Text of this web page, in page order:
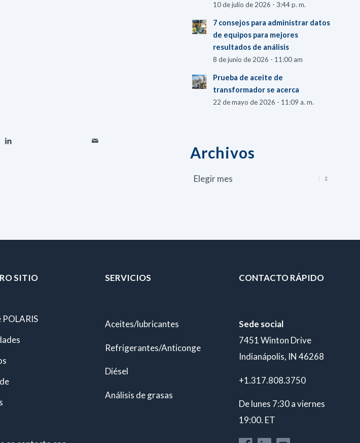
10 de julio de 2026 - 3:44 p. m.
7 consejos para administrar datos
de equipos para mejores
resultados de análisis
8 de junio de 2026 - 11:00 am
Prueba de aceite de
transformador se acerca
22 de mayo de 2026 - 11:09 a. m.
Archivos
SITIO
POLARIS
SERVICIOS
Aceites/lubricantes
Refrigerantes/Anticongelantes
Diésel
Análisis de grasas
CONTACTO RÁPIDO
Sede social
7451 Winton Drive
Indianápolis, IN 46268
+1.317.808.3750
De lunes 7:30 a viernes
19:00. ET